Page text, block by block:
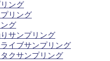
ング
リング
グ
サンプリング
イブサンプリング
クサンプリング